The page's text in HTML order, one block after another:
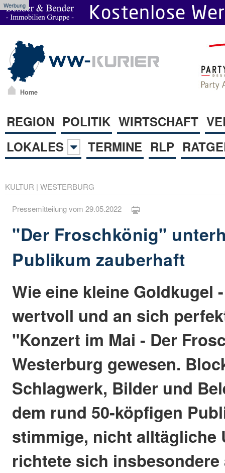
Werbung
Home
REGION POLITIK WIRTSCHAFT
LOKALES
TERMINE RLP
KULTUR | WESTERBURG
Pressemitteilung vom 29.05.2022
"Der Froschkönig"
Publikum zauberhaft
Wie eine kleine Goldkugel
wertvoll und an sich
"Konzert im Mai - Der
Westerburg gewesen.
Schlagwerk, Bilder und
dem rund 50-köpfigen
stimmige, nicht alltägliche
richtete sich insbesondere